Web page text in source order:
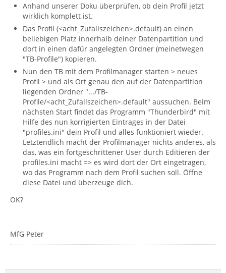
Anhand unserer Doku überprüfen, ob dein Profil jetzt
wirklich komplett ist.
Das Profil (<acht_Zufallszeichen>.default) an einen
beliebigen Platz innerhalb deiner Datenpartition und
dort in einen dafür angelegten Ordner (meinetwegen
"TB-Profile") kopieren.
Nun den TB mit dem Profilmanager starten > neues
Profil > und als Ort genau den auf der Datenpartition
liegenden Ordner ".../TB-
Profile/<acht_Zufallszeichen>.default" aussuchen. Beim
nächsten Start findet das Programm "Thunderbird" mit
Hilfe des nun korrigierten Eintrages in der Datei
"profiles.ini" dein Profil und alles funktioniert wieder.
Letztendlich macht der Profilmanager nichts anderes, als
das, was ein fortgeschrittener User durch Editieren der
profiles.ini macht => es wird dort der Ort eingetragen,
wo das Programm nach dem Profil suchen soll. Öffne
diese Datei und überzeuge dich.
OK?
MfG Peter